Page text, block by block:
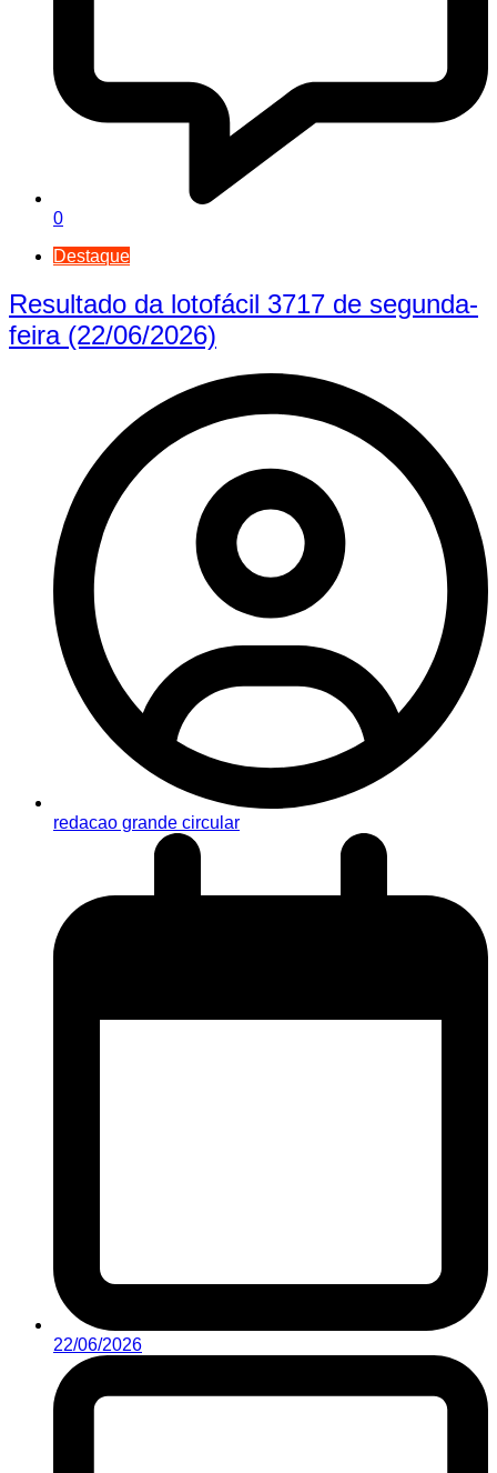
0
Destaque
Resultado da lotofácil 3717 de segunda-
feira (22/06/2026)
redacao grande circular
22/06/2026